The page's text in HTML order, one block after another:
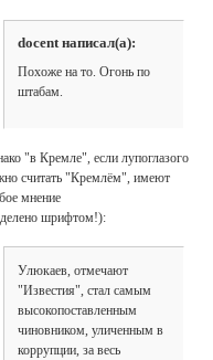
docent написал(а):
Похоже на то. Огонь по
штабам.
"в Кремле", если лупоглазого
считать "Кремлём", имеют
мнение
шрифтом!):
Улюкаев, отмечают
"Известия", стал самым
высокопоставленным
чиновником, уличенным в
коррупции, за весь